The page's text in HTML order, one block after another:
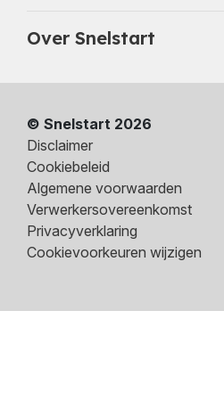
Over Snelstart
© Snelstart 2026
Disclaimer
Cookiebeleid
Algemene voorwaarden
Verwerkersovereenkomst
Privacyverklaring
Cookievoorkeuren wijzigen